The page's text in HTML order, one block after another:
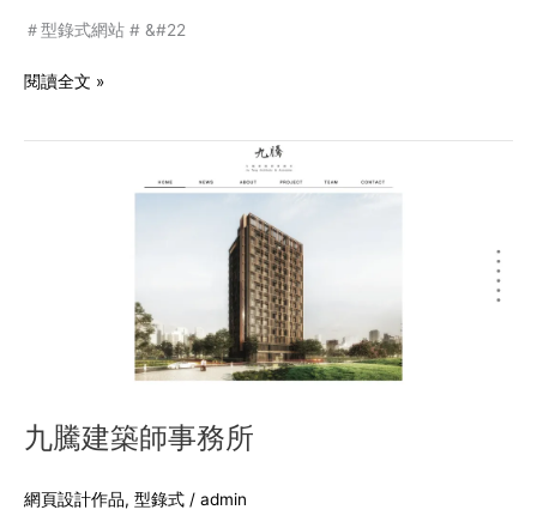
＃型錄式網站 # &#22
閱讀全文 »
九騰建築師事務所
網頁設計作品, 型錄式 / admin